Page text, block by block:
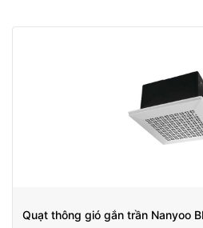
Quạt thông gió gắn trần Nanyoo